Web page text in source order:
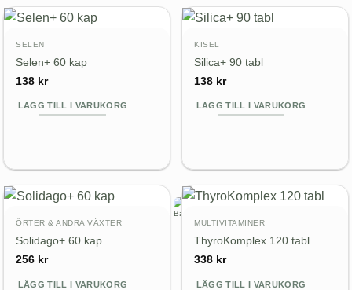
SELEN
Selen+ 60 kap
138 kr
LÄGG TILL I VARUKORG
KISEL
Silica+ 90 tabl
138 kr
LÄGG TILL I VARUKORG
ÖRTER & ANDRA VÄXTER
Solidago+ 60 kap
256 kr
LÄGG TILL I VARUKORG
MULTIVITAMINER
ThyroKomplex 120 tabl
338 kr
LÄGG TILL I VARUKORG